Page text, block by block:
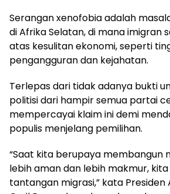
Serangan xenofobia adalah
di Afrika Selatan, di mana imigran
atas kesulitan ekonomi, seperti
pengangguran dan kejahatan.
Terlepas dari tidak adanya bukti
politisi dari hampir semua partai
mempercayai klaim ini demi
populis menjelang pemilihan.
“Saat kita berupaya membangun
lebih aman dan lebih makmur,
tantangan migrasi,” kata Presiden